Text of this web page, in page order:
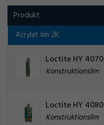
Produkt
Acrylat lim 2K
Loctite HY 4070
Konstruktionslim
Loctite HY 4080
Konstruktionslim